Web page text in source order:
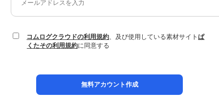
コムログクラウドの利用規約 、及び使用している素材サイトぱ
くたその利用規約に同意する
無料アカウント作成